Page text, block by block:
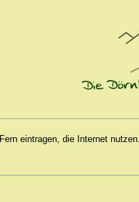
eintragen, die Internet nutzen.